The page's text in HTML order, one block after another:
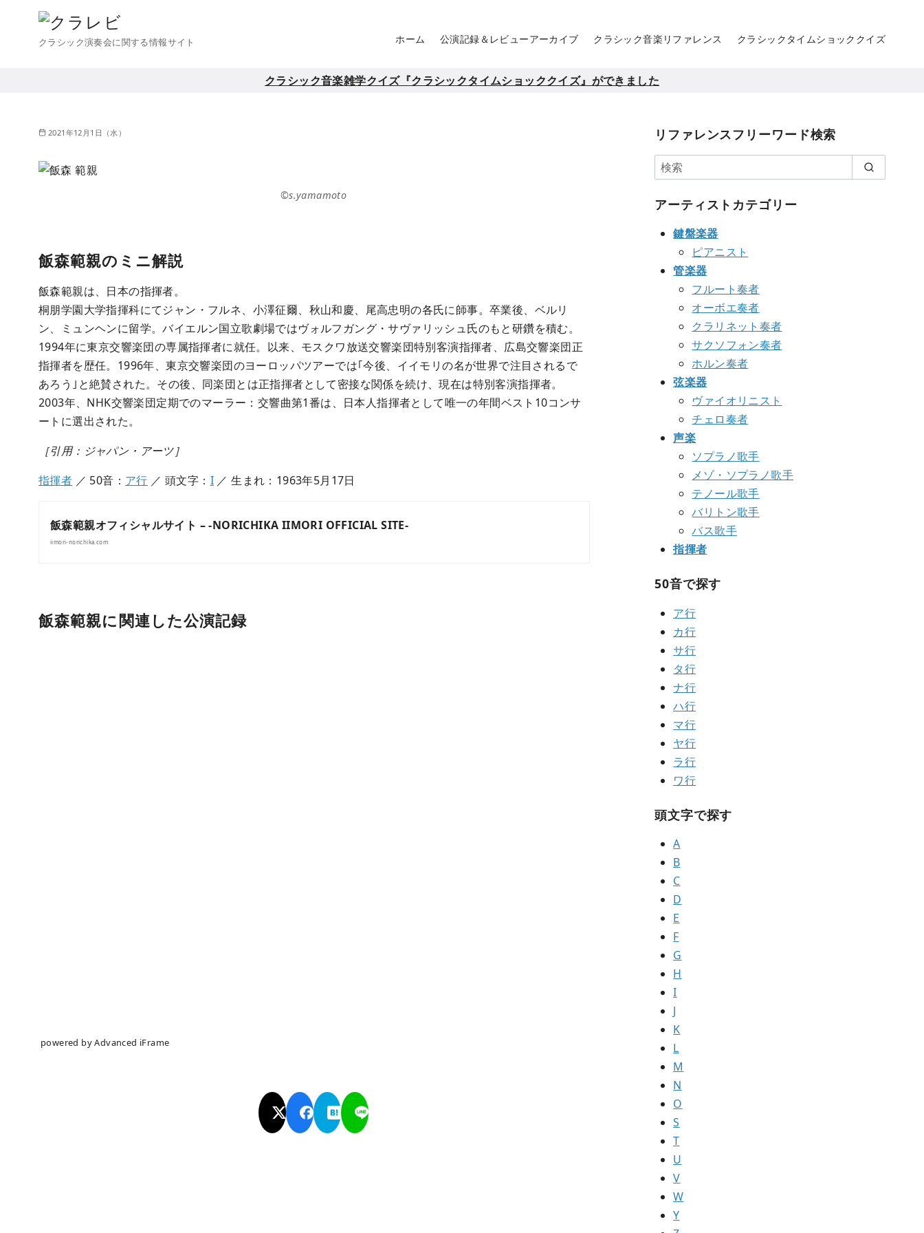
クラシック演奏会に関する情報サイト ホーム 公演記録＆レビューアーカイブ クラシック音楽リファレンス クラシックタイムショッククイズ
クラシック音楽雑学クイズ『クラシックタイムショッククイズ』ができました
2021年12月1日（水）
©s.yamamoto
飯森範親のミニ解説
飯森範親は、日本の指揮者。
桐朋学園大学指揮科にてジャン・フルネ、小澤征爾、秋山和慶、尾高忠明の各氏に師事。卒業後、ベルリ
ン、ミュンヘンに留学。バイエルン国立歌劇場ではヴォルフガング・サヴァリッシュ氏のもと研鑽を積む。
1994年に東京交響楽団の専属指揮者に就任。以来、モスクワ放送交響楽団特別客演指揮者、広島交響楽団正
指揮者を歴任。1996年、東京交響楽団のヨーロッパツアーでは｢今後、イイモリの名が世界で注目されるで
あろう｣と絶賛された。その後、同楽団とは正指揮者として密接な関係を続け、現在は特別客演指揮者。
2003年、NHK交響楽団定期でのマーラー：交響曲第1番は、日本人指揮者として唯一の年間ベスト10コンサ
ートに選出された。
［引用：ジャパン・アーツ］
指揮者 ／ 50音： ア行 ／ 頭文字： I ／ 生まれ：1963年5月17日
飯森範親オフィシャルサイト – -NORICHIKA IIMORI OFFICIAL SITE-
iimori-norichika.com
飯森範親に関連した公演記録
powered by Advanced iFrame
リファレンスフリーワード検索
アーティストカテゴリー
鍵盤楽器
ピアニスト
管楽器
フルート奏者
オーボエ奏者
クラリネット奏者
サクソフォン奏者
ホルン奏者
弦楽器
ヴァイオリニスト
チェロ奏者
声楽
ソプラノ歌手
メゾ・ソプラノ歌手
テノール歌手
バリトン歌手
バス歌手
指揮者
50音で探す
ア行
カ行
サ行
タ行
ナ行
ハ行
マ行
ヤ行
ラ行
ワ行
頭文字で探す
A
B
C
D
E
F
G
H
I
J
K
L
M
N
O
S
T
U
V
W
Y